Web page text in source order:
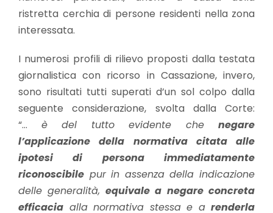
ristretta cerchia di persone residenti nella zona
interessata.
I numerosi profili di rilievo proposti dalla testata
giornalistica con ricorso in Cassazione, invero,
sono risultati tutti superati d’un sol colpo dalla
seguente considerazione, svolta dalla Corte:
“… è del tutto evidente che negare
l’applicazione della normativa citata alle
ipotesi di persona immediatamente
riconoscibile pur in assenza della indicazione
delle generalità, equivale a negare concreta
efficacia alla normativa stessa e a renderla